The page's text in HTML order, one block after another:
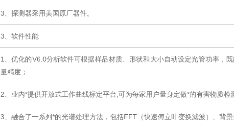
3、探测器采用美国原厂器件。
3、软件性能
1、优化的V6.0分析软件可根据样品材质、形状和大小自动设定光管功率，
量精度；
2、业内*提供开放式工作曲线标定平台,可为每家用户量身定做*的有害物质检
3、融合了一系列*的光谱处理方法，包括FFT（快速傅立叶变换滤波）、背